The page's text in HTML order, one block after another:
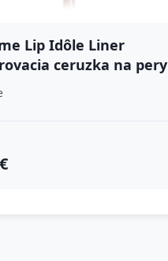
Lip Idôle Liner
ceruzka na pery
Throwing Beige 1.2 g